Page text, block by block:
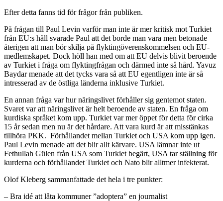
Efter detta fanns tid för frågor från publiken.
På frågan till Paul Levin varför man inte är mer kritisk mot Turkiet
från EU:s håll svarade Paul att det borde man vara men betonade
återigen att man bör skilja på flyktingöverenskommelsen och EU-
medlemskapet. Dock höll han med om att EU delvis blivit beroende
av Turkiet i fråga om flyktingfrågan och därmed inte så hård. Yavuz
Baydar menade att det tycks vara så att EU egentligen inte är så
intresserad av de östliga länderna inklusive Turkiet.
En annan fråga var hur näringslivet förhåller sig gentemot staten.
Svaret var att näringslivet är helt beroende av staten. En fråga om
kurdiska språket kom upp. Turkiet var mer öppet för detta för cirka
15 år sedan men nu är det hårdare. Att vara kurd är att misstänkas
tillhöra PKK. Förhållandet mellan Turkiet och USA kom upp igen.
Paul Levin menade att det blir allt kärvare. USA lämnar inte ut
Fethullah Gülen från USA som Turkiet begärt, USA tar ställning för
kurderna och förhållandet Turkiet och Nato blir alltmer infekterat.
Olof Kleberg sammanfattade det hela i tre punkter:
– Bra idé att låta kommuner ”adoptera” en journalist